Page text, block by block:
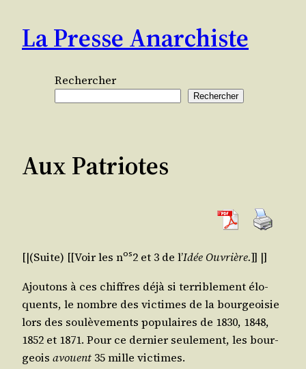
contenu
La Presse Anarchiste
Rechercher
Rechercher
Aux Patriotes
[|(Suite) [[Voir les nos2 et 3 de l’Idée Ouvrière.]] |]
Ajou­tons à ces chiffres déjà si ter­ri­ble­ment élo­
quents, le nombre des vic­times de la bour­geoi­sie
lors des sou­lè­ve­ments popu­laires de 1830, 1848,
1852 et 1871. Pour ce der­nier seule­ment, les bour­
geois avouent 35 mille victimes.